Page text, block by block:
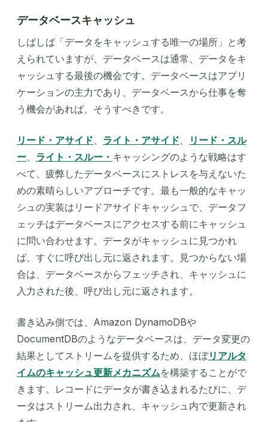
データベースキャッシュ
しばしば「データをキャッシュする唯一の場所」と考
えられていますが、データベースは通常、データをキ
ャッシュする最後の機会です。データベースはアプリ
ケーションの主力であり、データベースから仕事を奪
う機会があれば、そうすべきです。
リード・アサイド、 ライト・アサイド、
リード・スル
ー、 ライト・スルー・ キャッシングのような戦略はす
べて、疲弊したデータベースにストレスを与えないた
めの素晴らしいアプローチです。最も一般的なキャッ
シュの実装はリードアサイドキャッシュで、データフ
ェッチはデータベースにアクセスする前にキャッシュ
に問い合わせます。データがキャッシュに見つかれ
ば、すぐに呼び出し元に返されます。見つからない場
合は、データベースからフェッチされ、キャッシュに
入力された後、呼び出し元に返されます。
書き込み側では、Amazon DynamoDBや
DocumentDBのようなデータベースは、データ変更の
結果としてストリームを提供するため、ほぼリアルタ
イムのキャッシュ更新メカニズムを構築することがで
きます。レコードにデータが書き込まれるたびに、デ
ータはストリーム出力され、キャッシュ内で更新され